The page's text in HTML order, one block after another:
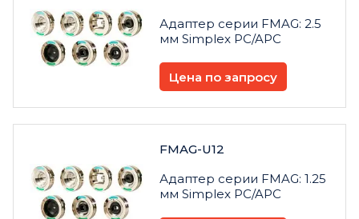
Адаптер серии FMAG: 2.5
мм Simplex PC/APC
Цена по запросу
FMAG-U12
Адаптер серии FMAG: 1.25
мм Simplex PC/APC